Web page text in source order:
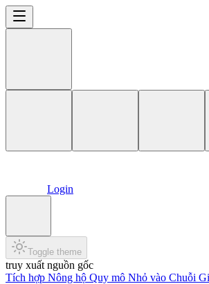
Login
Toggle theme
truy xuất nguồn gốc
Tích hợp Nông hộ Quy mô Nhỏ vào Chuỗi